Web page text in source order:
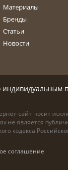
Материалы
Бренды
Статьи
Новости
индивидуальным
сайт носит
не является
кодекса
соглашение